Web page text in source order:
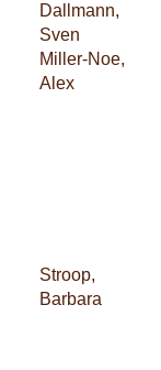
Dallmann,
Sven
Miller-Noe,
Alex
Stroop,
Barbara